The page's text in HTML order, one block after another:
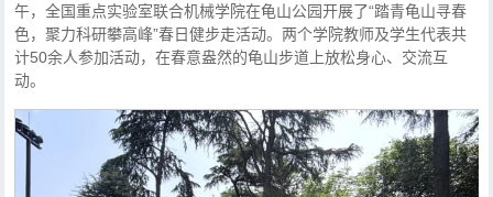
午，全国重点实验室联合机械学院在龟山公园开展了“踏青龟山寻春
色，聚力科研攀高峰”春日健步走活动。两个学院教师及学生代表共
计50余人参加活动，在春意盎然的龟山步道上放松身心、交流互
动。